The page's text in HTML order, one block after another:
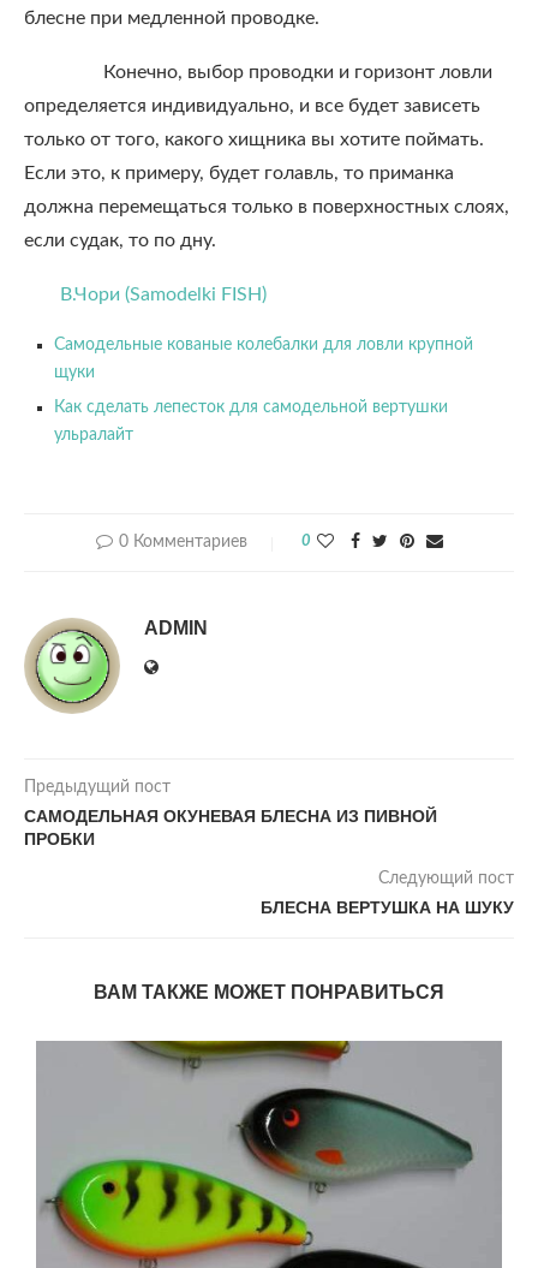
блесне при медленной проводке.
Конечно, выбор проводки и горизонт ловли
определяется индивидуально, и все будет зависеть
только от того, какого хищника вы хотите поймать.
Если это, к примеру, будет голавль, то приманка
должна перемещаться только в поверхностных слоях,
если судак, то по дну.
В.Чори (Samodelki FISH)
Самодельные кованые колебалки для ловли крупной
щуки
Как сделать лепесток для самодельной вертушки
ульралайт
0 Комментариев 0
ADMIN
Предыдущий пост
САМОДЕЛЬНАЯ ОКУНЕВАЯ БЛЕСНА ИЗ ПИВНОЙ
ПРОБКИ
Следующий пост
БЛЕСНА ВЕРТУШКА НА ШУКУ
ВАМ ТАКЖЕ МОЖЕТ ПОНРАВИТЬСЯ